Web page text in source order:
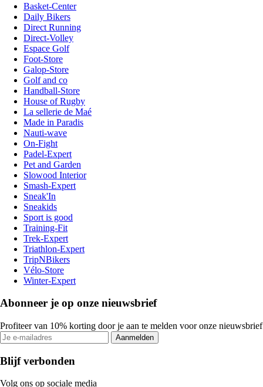
Basket-Center
Daily Bikers
Direct Running
Direct-Volley
Espace Golf
Foot-Store
Galop-Store
Golf and co
Handball-Store
House of Rugby
La sellerie de Maé
Made in Paradis
Nauti-wave
On-Fight
Padel-Expert
Pet and Garden
Slowood Interior
Smash-Expert
Sneak'In
Sneakids
Sport is good
Training-Fit
Trek-Expert
Triathlon-Expert
TripNBikers
Vélo-Store
Winter-Expert
Abonneer je op onze nieuwsbrief
Profiteer van 10% korting door je aan te melden voor onze nieuwsbrief
Aanmelden
Blijf verbonden
Volg ons op sociale media